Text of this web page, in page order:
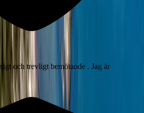
och trevligt bemötande . Jag är